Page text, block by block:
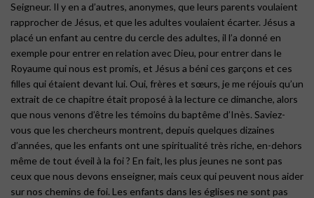
Seigneur. Il y en a d’autres, anonymes, que leurs parents voulaient
rapprocher de Jésus, et que les adultes voulaient écarter. Jésus a
placé un enfant au centre du cercle des adultes, il l’a donné en
exemple pour entrer en relation avec Dieu, pour entrer dans le
Royaume qui nous est promis, et Jésus a béni ces garçons et ces
filles qui étaient devant lui. Oui, frères et sœurs, je me réjouis qu’un
extrait de ce chapitre était proposé à la lecture ce dimanche, alors
que nous venons d’être les témoins du baptême d’Inès. Saviez-
vous que les chercheurs montrent, depuis quelques dizaines
d’années, que les enfants ont une spiritualité très riche, en-dehors
même de tout éveil à la foi ? En fait, les plus jeunes ne sont pas
ceux que nous devons enseigner, mais ceux qui peuvent nous aider
sur nos chemins de foi. Les enfants dans les églises ne sont pas